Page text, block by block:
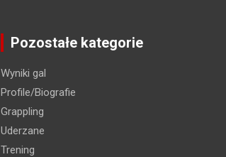
Pozostałe kategorie
Wyniki gal
Profile/Biografie
Grappling
Uderzane
Trening